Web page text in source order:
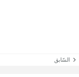
السّابق